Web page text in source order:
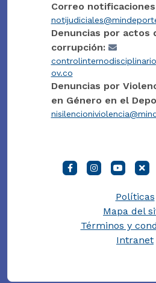
Correo
Denuncias por actos
corrupción:
ov.co
Denuncias por
en Género en el
Políticas
Mapa del
Términos y
Intranet